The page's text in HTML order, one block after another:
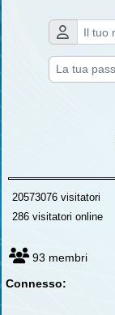
20573076 visitatori
286 visitatori online
93 membri
Connesso: